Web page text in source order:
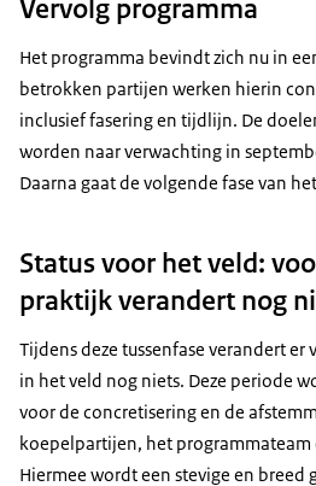
Vervolg programma
Het programma bevindt zich nu in
betrokken partijen werken hierin
inclusief fasering en tijdlijn. De
worden naar verwachting in
Daarna gaat de volgende fase van
Status voor het veld:
praktijk verandert nog
Tijdens deze tussenfase verandert
in het veld nog niets. Deze periode
voor de concretisering en de
koepelpartijen, het programmateam
Hiermee wordt een stevige en breed